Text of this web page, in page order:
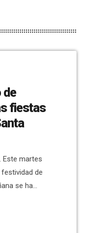
de
fiestas
Este martes
de
se ha